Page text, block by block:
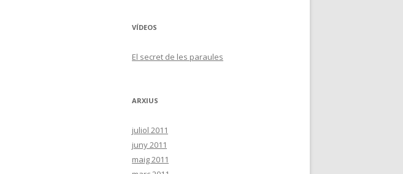
VÍDEOS
El secret de les paraules
ARXIUS
juliol 2011
juny 2011
maig 2011